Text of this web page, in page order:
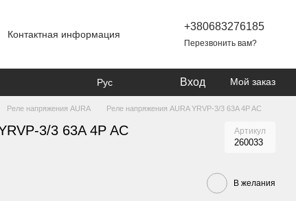
Контактная информация
+380683276185
Перезвонить вам?
Рус Вход Мой заказ
Реле напряжения AURA Реле напряжения AURA YRVP-3/3 63A 4P AC
3/3 63A 4P AC Артикул
260033
В желания